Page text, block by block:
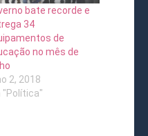
bate recorde e
34
de
no mês de
2, 2018
"Política"